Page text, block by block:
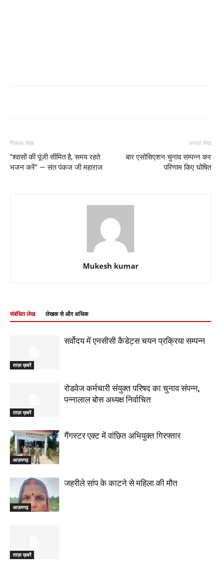
पिछला लेख
“श्वासों की पूंजी सीमित है, समय रहते
भजन करें” — संत पंकज जी महाराज
अगला लेख
बार एसोसिएशन चुनाव सम्पन्न कर
परिणाम किए घोषित
Mukesh kumar
संबंधित लेख लेखक से और अधिक
ताज़ा ख़बरें
सर्वोदय में एनसीसी कैडेट्स चयन प्रक्रिया सम्पन्न
ताज़ा ख़बरें
रोडवेज कर्मचारी संयुक्त परिषद का चुनाव संपन्न,
पन्नालाल बोस अध्यक्ष निर्वाचित
आज़मगढ़
गैंगस्टर एक्ट में वांछित अभियुक्त गिरफ्तार
आज़मगढ़
जहरीले सांप के काटने से महिला की मौत
ताज़ा ख़बरें